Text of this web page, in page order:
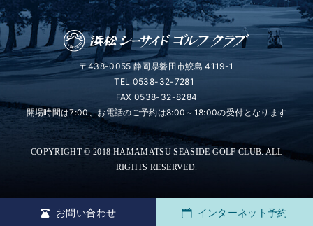
お問い合わせ インターネット予約
〒438-0055 静岡県磐田市鮫島 4119-1
TEL 0538-32-7281
FAX 0538-32-8284
開場時間は7:00、お電話のご予約は8:00～18:00の受付となります
COPYRIGHT © 2018 HAMAMATSU SEASIDE GOLF CLUB. ALL
RIGHTS RESERVED.